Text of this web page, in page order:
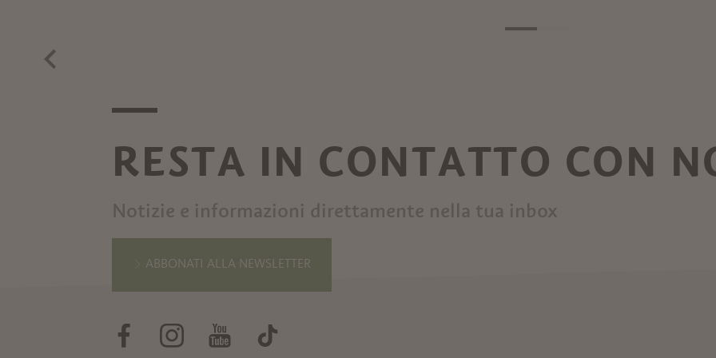
RESTA IN CONTATTO CON
Notizie e informazioni direttamente nella tua inbox
ABBONATI ALLA NEWSLETTER